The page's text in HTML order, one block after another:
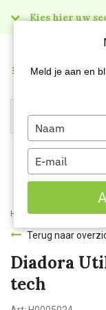
Kies hier uw
Menu
Home Webshop
Terug naar
Diadora
tech
Meld je aan en
Type
your
name
Type
your
email